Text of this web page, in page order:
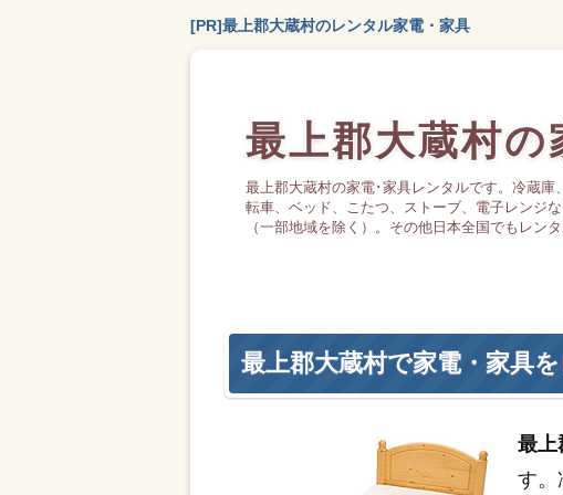
[PR]最上郡大蔵村のレンタル家電・家具
最上郡大蔵村
最上郡大蔵村の家電･家具レンタルです。冷蔵
転車、ベッド、こたつ、ストーブ、電子レンジ
（一部地域を除く）。その他日本全国でもレンタ
最上郡大蔵村で家電・家具
最上
す。